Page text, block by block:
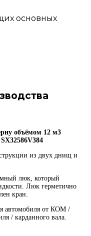
основных
объёмом 12 м3
из двух днищ и
люк, который
Люк герметично
кран.
автомобиля от КОМ /
/ карданного вала.